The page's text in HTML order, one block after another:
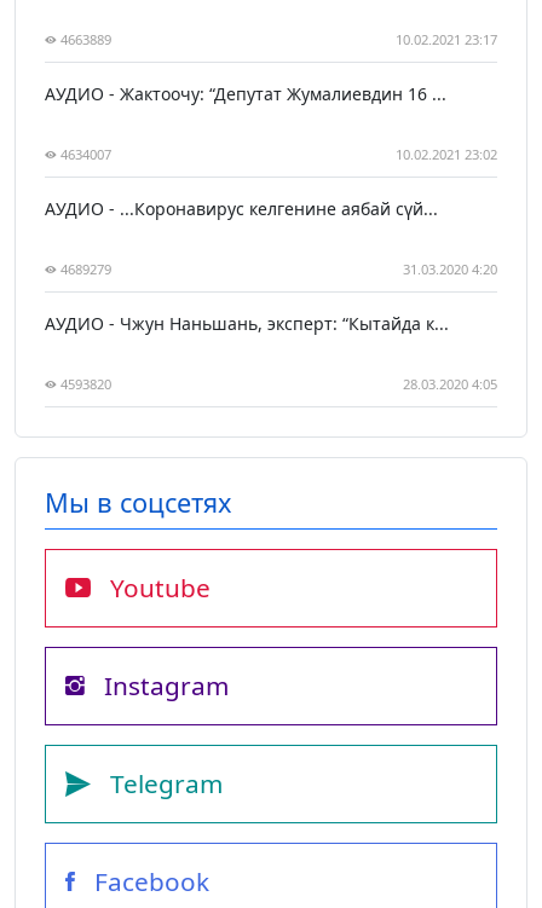
4663889 10.02.2021 23:17
АУДИО - Жактоочу: “Депутат Жумалиевдин 16 ...
4634007 10.02.2021 23:02
АУДИО - ...Коронавирус келгенине аябай сүй...
4689279 31.03.2020 4:20
АУДИО - Чжун Наньшань, эксперт: “Кытайда к...
4593820 28.03.2020 4:05
Мы в соцсетях
Youtube
Instagram
Telegram
Facebook